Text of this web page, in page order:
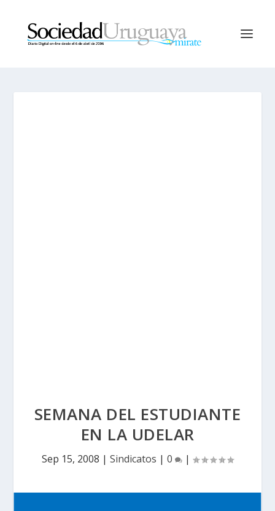
SEMANA DEL ESTUDIANTE
EN LA UDELAR
Sep 15, 2008 | Sindicatos | 0 |